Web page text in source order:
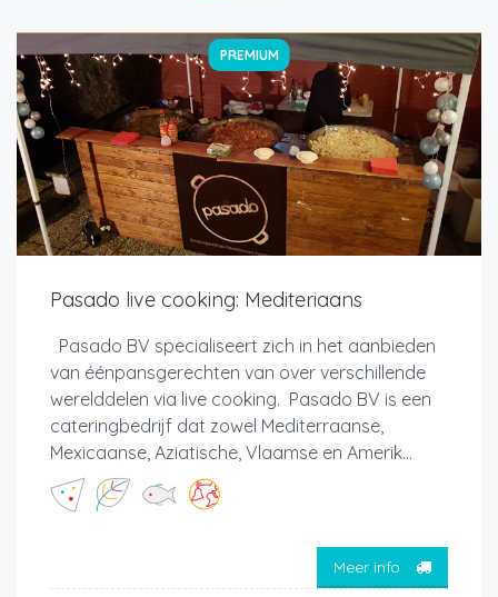
PREMIUM
Pasado live cooking: Mediteriaans
Pasado BV specialiseert zich in het aanbieden
van éénpansgerechten van over verschillende
werelddelen via live cooking. Pasado BV is een
cateringbedrijf dat zowel Mediterraanse,
Mexicaanse, Aziatische, Vlaamse en Amerik...
Meer info